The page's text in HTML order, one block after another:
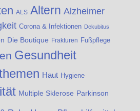
ALS Altern Alzheimer
Corona & Infektionen Dekubitus
Die Boutique Frakturen Fußpflege
Gesundheit
Haut Hygiene
Multiple Sklerose Parkinson